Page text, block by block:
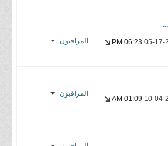
sensei
05-17-
06:23 PM المراقبون
10-04-
01:09 AM
المراقبون